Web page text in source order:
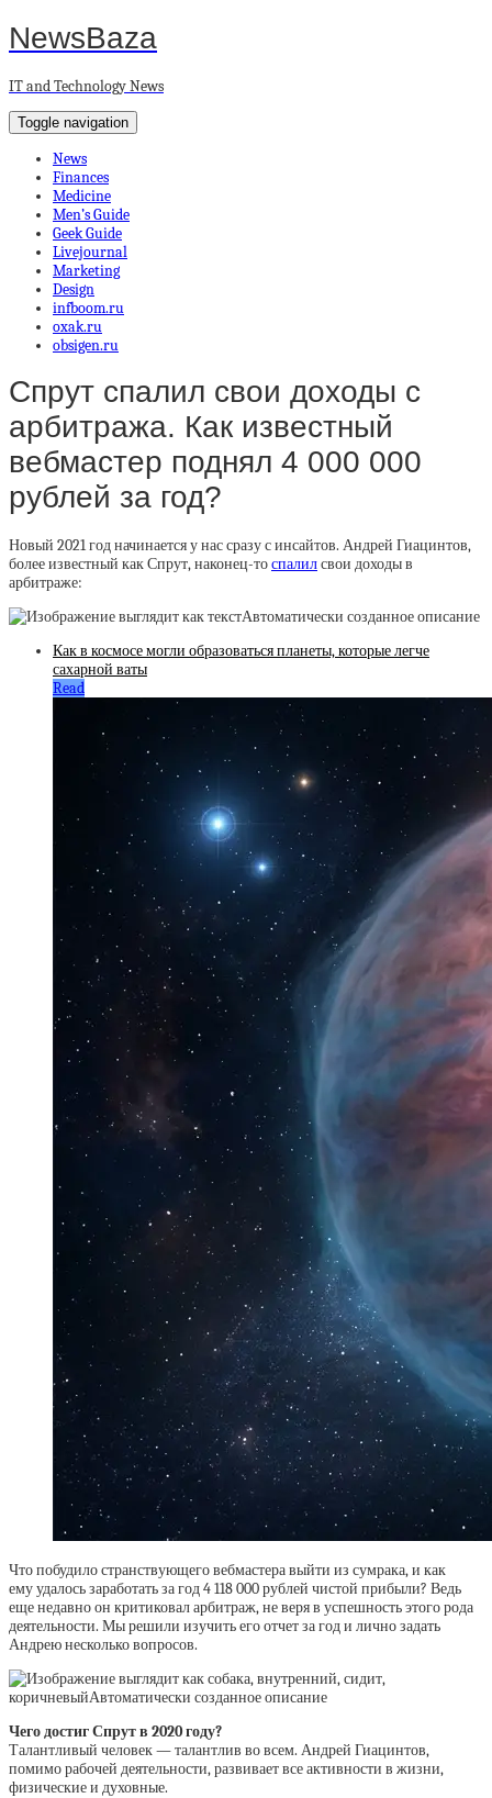
NewsBaza
IT and Technology News
Toggle navigation
News
Finances
Medicine
Men’s Guide
Geek Guide
Livejournal
Marketing
Design
infboom.ru
oxak.ru
obsigen.ru
Спрут спалил свои доходы с
арбитража. Как известный
вебмастер поднял 4 000 000
рублей за год?
Новый 2021 год начинается у нас сразу с инсайтов. Андрей Гиацинтов,
более известный как Спрут, наконец-тоспалилсвои доходы в
арбитраже:
Как в космосе могли образоваться планеты, которые легче
сахарной ваты
Read
Что побудило странствующего вебмастера выйти из сумрака, и как
ему удалось заработать за год 4 118 000 рублей чистой прибыли? Ведь
еще недавно он критиковал арбитраж, не веря в успешность этого рода
деятельности. Мы решили изучить его отчет за год и лично задать
Андрею несколько вопросов.
Чего достиг Спрут в 2020 году?
Талантливый человек — талантлив во всем. Андрей Гиацинтов,
помимо рабочей деятельности, развивает все активности в жизни,
физические и духовные.